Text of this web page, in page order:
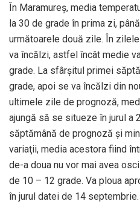
În Maramureş, media
la 30 de grade în prima zi,
următoarele două zile. În
va încălzi, astfel încât medie
grade. La sfârşitul primei
grade, apoi se va încălzi din
ultimele zile de prognoză,
ajungă să se situeze în jurul a
săptămână de prognoză şi
variaţii, media acestora fiind
de-a doua nu vor mai avea
de 10 – 12 grade. Va ploua
în jurul datei de 14 septembrie.